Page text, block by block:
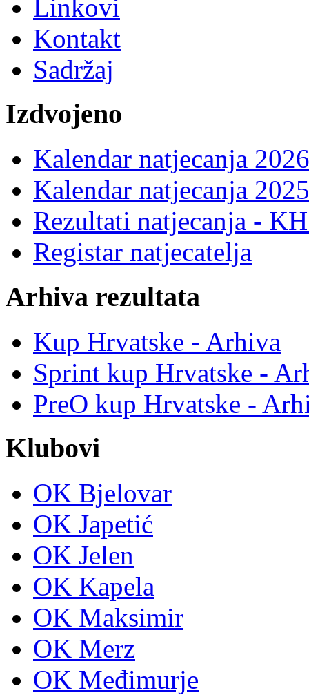
Linkovi
Kontakt
Sadržaj
Izdvojeno
Kalendar natjecanja
Kalendar natjecanja
Rezultati natjecanja -
Registar natjecatelja
Arhiva rezultata
Kup Hrvatske - Arhiva
Sprint kup Hrvatske -
PreO kup Hrvatske -
Klubovi
OK Bjelovar
OK Japetić
OK Jelen
OK Kapela
OK Maksimir
OK Merz
OK Međimurje